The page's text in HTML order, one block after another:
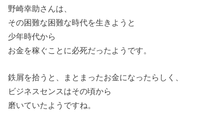
野崎幸助さんは、
その困難な困難な時代を生きようと
少年時代から
お金を稼ぐことに必死だったようです。
鉄屑を拾うと、まとまったお金になったらしく、
ビジネスセンスはその頃から
磨いていたようですね。